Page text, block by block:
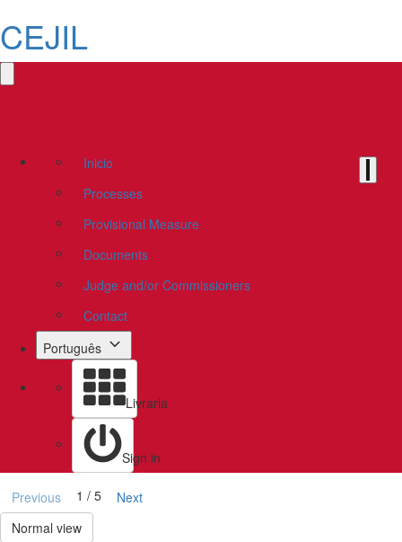
CEJIL
Inicio
Processes
Provisional Measure
Documents
Judge and/or Commissioners
Contact
Português
Livraria
Sign in
Previous 1 / 5
Next
Normal view